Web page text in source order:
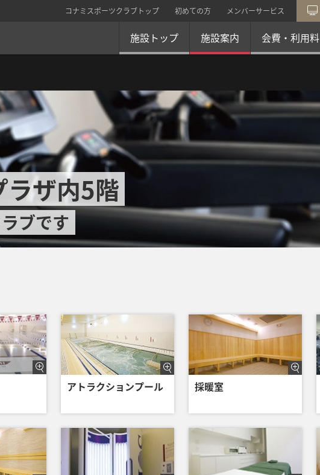
施設トップ 施設案内 会費・利用料
コナミスポーツクラブトップ 初めての方 メンバーサービス
ザ内5階
ブです
アトラクションプール 採暖室